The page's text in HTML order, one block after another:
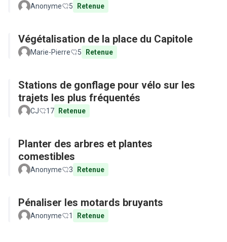
Anonyme 5 Retenue
Végétalisation de la place du Capitole
Marie-Pierre 5 Retenue
Stations de gonflage pour vélo sur les
trajets les plus fréquentés
CJ 17 Retenue
Planter des arbres et plantes
comestibles
Anonyme 3 Retenue
Pénaliser les motards bruyants
Anonyme 1 Retenue